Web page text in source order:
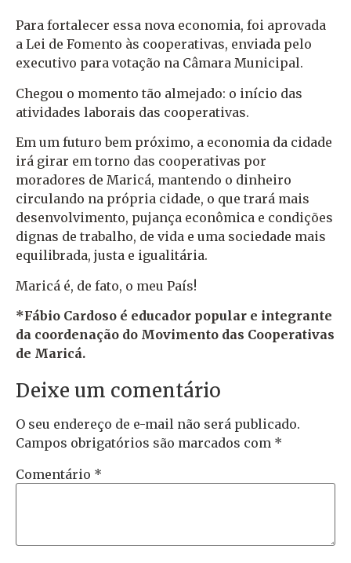
Para fortalecer essa nova economia, foi aprovada
a Lei de Fomento às cooperativas, enviada pelo
executivo para votação na Câmara Municipal.
Chegou o momento tão almejado: o início das
atividades laborais das cooperativas.
Em um futuro bem próximo, a economia da cidade
irá girar em torno das cooperativas por
moradores de Maricá, mantendo o dinheiro
circulando na própria cidade, o que trará mais
desenvolvimento, pujança econômica e condições
dignas de trabalho, de vida e uma sociedade mais
equilibrada, justa e igualitária.
Maricá é, de fato, o meu País!
*Fábio Cardoso é educador popular e integrante
da coordenação do Movimento das Cooperativas
de Maricá.
Deixe um comentário
O seu endereço de e-mail não será publicado.
Campos obrigatórios são marcados com *
Comentário *